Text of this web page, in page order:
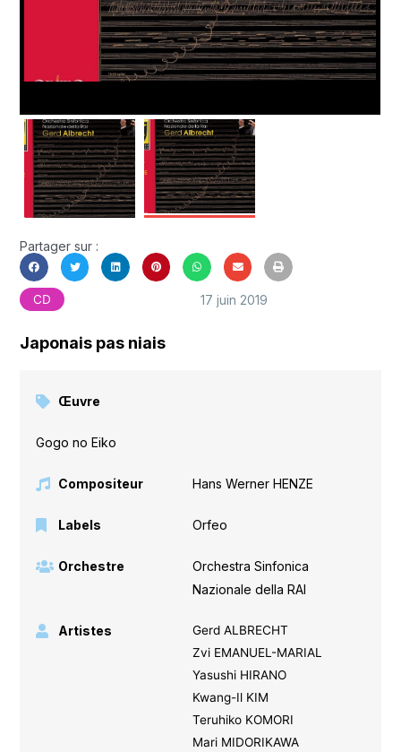
Partager sur :
CD 17 juin 2019
Japonais pas niais
Œuvre
Gogo no Eiko
Compositeur Hans Werner HENZE
Labels Orfeo
Orchestre
Orchestra Sinfonica
Nazionale della RAI
Artistes
Gerd ALBRECHT
Zvi EMANUEL-MARIAL
Yasushi HIRANO
Kwang-Il KIM
Teruhiko KOMORI
Mari MIDORIKAWA